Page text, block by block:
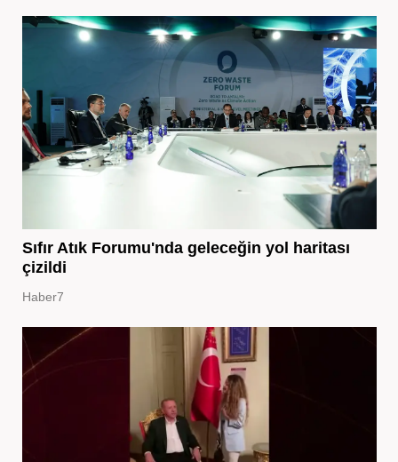
Sıfır Atık Forumu'nda geleceğin yol haritası
çizildi
Haber7